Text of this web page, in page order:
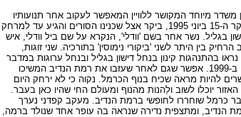
משדר מיוחד המקושר ללוויין המאפשר לעקוב אחר תנועותיו
ולקבל נתונים על דגם השיטוט שלו ברחבי האזור. לאחר שחרורו ברמת הנדיב הגיע הנשר לגמלא. משם, בתנועה יומית שהחלה בבוקר ה-15 ביוני 1995, ביקר אצל שכנינו הסורים והגיע עד למרחק
בגליל. נשר אחר בשם 'וודלי', הנקרא על שם ביל וודלי, איש
בין היתר לשני 'ביקורי נימוסין' בתורכיה. שני זוגות,
נחל דליות שבגולן מאז 1997. נשרים נוספים בני רמת הנדיב נראו בהתנהגות קינון בנחל דישון בגליל ובנחל ערוגות במדבר
יהודה. מעניין לציין שאף אחד מתוך 'נשרי רמת הנדיב' לא נפגע באסון הכבד שפקד את אוכלוסיית הנשרים עקב הרעלה ברמת הגולן ב-1999. אפשר שגם לאחר שעזבו את רמת הנדיב המשיכו
להיות מראה שכיח בנוף הכרמל. נקוה כי לא ירחק היום
יוכלו לשוב ולֵהנות מהנוף ומעולם החי שהיו כאן בעבר.
כרמל שוחררו לחופשי ברמת הנדיב. מעקב קפדני נערך
הנדיב, ומתצפית נדירה שנראה בה עופר אחד שנולד ברמה,